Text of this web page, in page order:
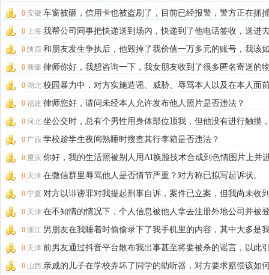
摔坏了，责任算
0 安徽 车窗被砸，信用卡也被盗刷了，目前已经报警，警方正在抓
疑人。想了解嫌
0 上海 我帮公司同事把快递送到场内，快递到了他电话签收，送进
一天快递丢了，
0 陕西 和朋友发生争执后，他毁掉了我价值一万多元的账号，我该
处理？
0 新疆 律师你好，我想咨询一下，我女朋友收到了很多匿名寄送的
品，地址被精确到
0 湖北 校园暴力中，对方实施造谣、威胁、辱骂本人以及在本人面
骂本人父母的行
0 福建 律师您好，请问未经本人允许发布他人照片是否违法？
0 河北 坐公交时，总有个男性用身体部位顶我，但他没有进行触摸
种行为构成猥亵
0 广西 学校趁学生夜间熟睡时搜查其行李箱是否违法？
0 重庆 你好，我的生活照被别人用AI换脸技术合成到色情图片上并
意淫，请问报
0 天津 在微信群里辱骂他人是否情节严重？对方称已拟写起诉状。
0 宁夏 对方以诽谤罪对我提起刑事自诉，案件已立案，但我尚未收
案通知。我与对
0 天津 在不知情的情况下，个人信息被他人拿去注册外地公司并被
为股东，若起诉
0 浙江 男朋友在我睡着时偷偷录下了我手机里的内容，其中大多是
朋友之间比较暧
0 天津 前男友通过抖音平台散布我出事甚至将要被杀的谣言，以此
我的亲朋好友添
0 山西 亲戚的儿子在学校弄坏了同学的助听器，对方要求赔偿该如